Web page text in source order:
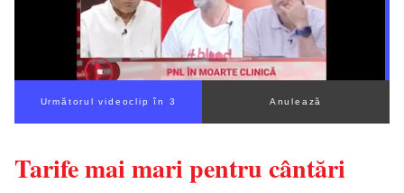
Următorul videoclip în 2 Anulează
Tarife mai mari pentru cântări